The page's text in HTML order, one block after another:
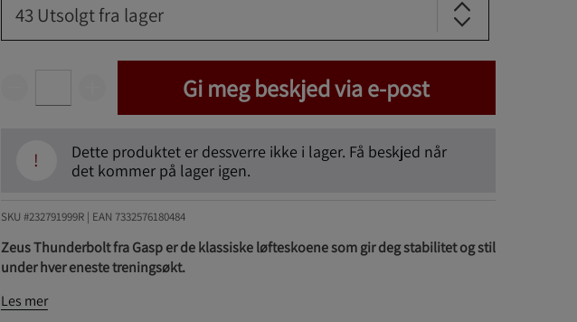
43 Utsolgt fra lager
Gi meg beskjed via e-post
!
Dette produktet er dessverre ikke i lager. Få beskjed når
det kommer på lager igen.
SKU #232791999R | EAN 7332576180484
Zeus Thunderbolt fra Gasp er de klassiske løfteskoene som gir deg stabilitet og stil
under hver eneste treningsøkt.
Les mer